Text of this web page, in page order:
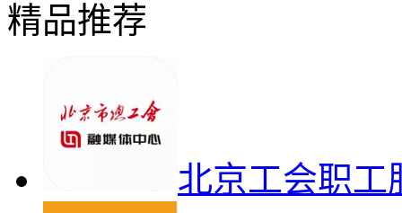
精品推荐
北京工会职工